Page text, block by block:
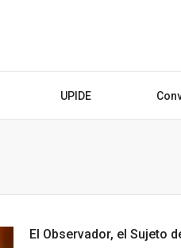
UPIDE
El Observador, el Sujeto